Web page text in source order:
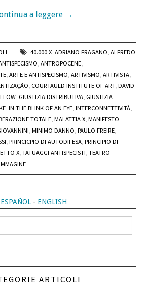
a leggere →
40.000 X, ADRIANO FRAGANO, ALFREDO
,ANTROPOCENE,
,ARTE E ANTISPECISMO,ARTIVISMO,ARTIVISTA,
, COURTAULD INSTITUTE OF ART,DAVID
, GIUSTIZIA DISTRIBUTIVA, GIUSTIZIA
,IN THE BLINK OF AN EYE,INTERCONNETTIVITÀ,
TOTALE,MALATTIA X,MANIFESTO
,MINIMO DANNO,PAULO FREIRE,
,PRINCICPIO DI AUTODIFESA,PRINCIPIO DI
X,TATUAGGI ANTISPECISTI,TEATRO
ESPAÑOL- ENGLISH
ARTICOLI